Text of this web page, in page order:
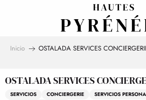
Inicio OSTALADA SERVICES
OSTALADA SERVICES
SERVICIOS CONCIERGERIE
SERVICIOS